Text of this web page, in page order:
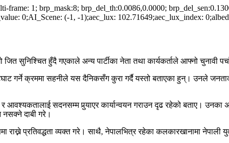
1; brp_mask:8; brp_del_th:0.0086,0.0000;
0;AI_Scene: (-1, -1);aec_lux: 102.71649;aec_lux_index:
सुनिश्चित हुँदै गएकाले अन्य पार्टीका नेता तथा कार्यकर्ताले आफ्नो चुनावी
गर्ने क्रममा सहनीले यस दैनिकसँग कुरा गर्दै यस्तो बताएका हुन्। उनले
सदनसम्म पुर्‍याएर कार्यान्वयन गराउन दृढ रहेको बताए। उनका
दाबी गरे।
प्रतिवद्धता व्यक्त गरे। साथै, नेपालभित्र रहेका कलकारखानामा नेपाली